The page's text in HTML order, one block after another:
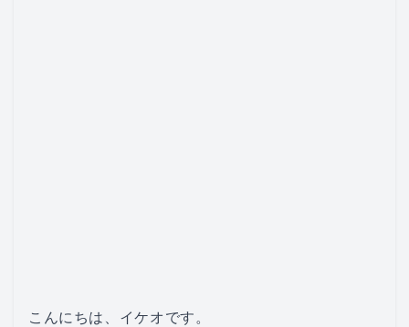
こんにちは、イケオです。